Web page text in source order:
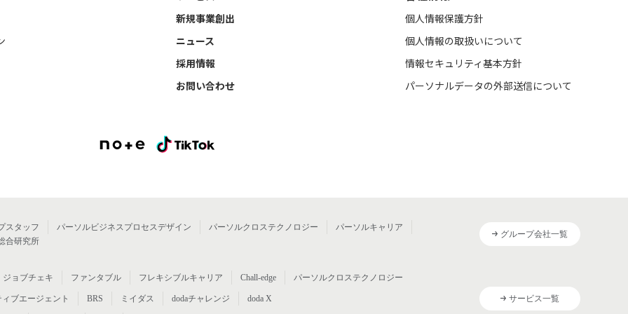
新規事業創出
ニュース
採用情報
お問い合わせ
個人情報保護方針
個人情報の取扱いについて
情報セキュリティ基本方針
パーソナルデータの外部送信について
スタッフ パーソルビジネスプロセスデザイン パーソルクロステクノロジー
パーソルキャリア
合研究所
グループ会社一覧
ジョブチェキ ファンタブル フレキシブルキャリア Chall-edge パーソルクロステクノロジー
ブエージェント BRS ミイダス dodaチャレンジ doda X サービス一覧